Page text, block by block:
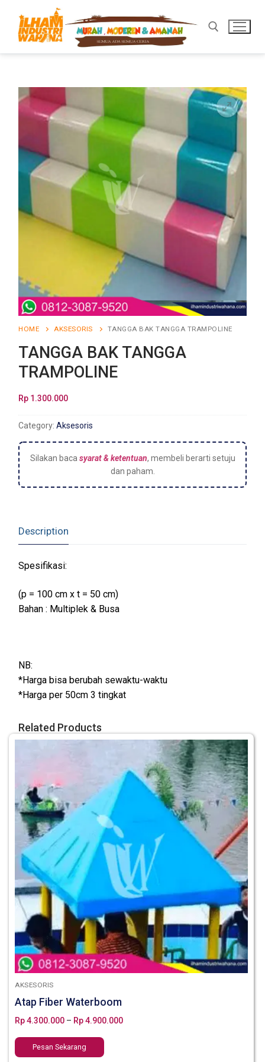
HOME AKSESORIS TANGGA BAK TANGGA TRAMPOLINE
TANGGA BAK TANGGA
TRAMPOLINE
Rp 1.300.000
Category: Aksesoris
Silakan baca syarat & ketentuan, membeli berarti setuju
dan paham.
Description
Spesifikasi:
(p = 100 cm x t = 50 cm)
Bahan : Multiplek & Busa
NB:
*Harga bisa berubah sewaktu-waktu
*Harga per 50cm 3 tingkat
Related Products
AKSESORIS
Atap Fiber Waterboom
Rp4.300.000 – Rp4.900.000
Pesan Sekarang